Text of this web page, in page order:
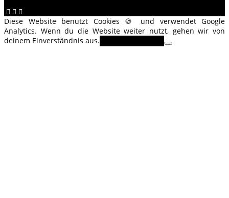
Diese Website benutzt Cookies 🍪 und verwendet Google
Analytics. Wenn du die Website weiter nutzt, gehen wir von
deinem Einverständnis aus.